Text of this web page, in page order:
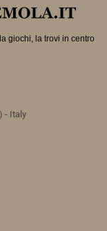
giochi, la trovi in centro
- Italy